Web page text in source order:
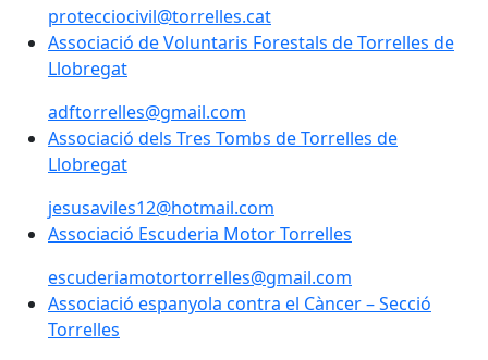
protecciocivil@torrelles.cat
Associació de Voluntaris Forestals de Torrelles de
Llobregat
adftorrelles@gmail.com
Associació dels Tres Tombs de Torrelles de Llobregat
Associació dels Tres Tombs de Torrelles de
Llobregat
jesusaviles12@hotmail.com
Associació Escuderia Motor Torrelles
Associació Escuderia Motor Torrelles
escuderiamotortorrelles@gmail.com
Associació espanyola contra el Càncer – Secció
Associació espanyola contra el Càncer – Secció
Torrelles